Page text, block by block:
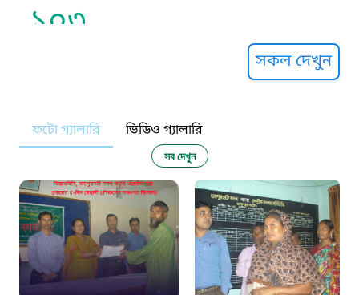
১০৩
নারী ও শিশু নির্যাতন প্রতিরোধ
১০৬
দুদক
১০২
সকল দেখুন
ফটো গ্যালারি ভিডিও গ্যালারি
সব দেখুন